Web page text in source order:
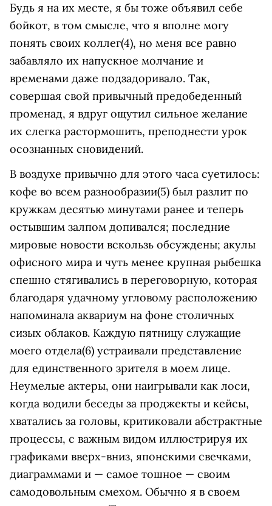
Будь я на их месте, я бы тоже объявил себе
бойкот, в том смысле, что я вполне могу
понять своих коллег(4), но меня все равно
забавляло их напускное молчание и
временами даже подзадоривало. Так,
совершая свой привычный предобеденный
променад, я вдруг ощутил сильное желание
их слегка растормошить, преподнести урок
осознанных сновидений.
В воздухе привычно для этого часа суетилось:
кофе во всем разнообразии(5) был разлит по
кружкам десятью минутами ранее и теперь
остывшим залпом допивался; последние
мировые новости вскользь обсуждены; акулы
офисного мира и чуть менее крупная рыбешка
спешно стягивались в переговорную, которая
благодаря удачному угловому расположению
напоминала аквариум на фоне столичных
сизых облаков. Каждую пятницу служащие
моего отдела(6) устраивали представление
для единственного зрителя в моем лице.
Неумелые актеры, они наигрывали как лоси,
когда водили беседы за проджекты и кейсы,
хватались за головы, критиковали абстрактные
процессы, с важным видом иллюстрируя их
графиками вверх-вниз, японскими свечками,
диаграммами и — самое тошное — своим
самодовольным смехом. Обычно я в своем